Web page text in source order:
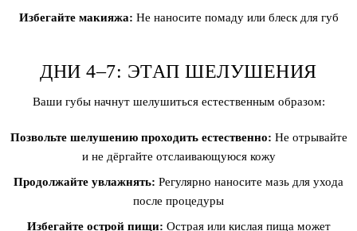
Избегайте макияжа: Не наносите помаду или блеск для губ
ДНИ 4–7: ЭТАП ШЕЛУШЕНИЯ
Ваши губы начнут шелушиться естественным образом:
Позвольте шелушению проходить естественно: Не отрывайте
и не дёргайте отслаивающуюся кожу
Продолжайте увлажнять: Регулярно наносите мазь для ухода
после процедуры
Избегайте острой пищи: Острая или кислая пища может